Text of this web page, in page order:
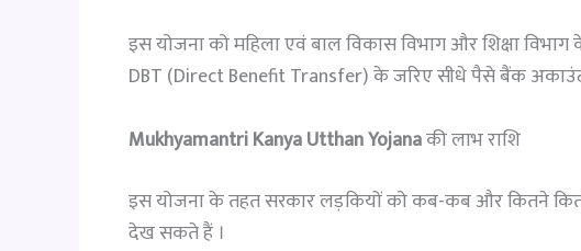
इस योजना को महिला एवं बाल विकास विभाग और शिक्षा विभाग
DBT (Direct Benefit Transfer) के जरिए सीधे पैसे बैंक
Mukhyamantri Kanya Utthan Yojanaकी लाभ राशि
इस योजना के तहत सरकार लड़कियों को कब-कब और कितने
देख सकते हैं ।